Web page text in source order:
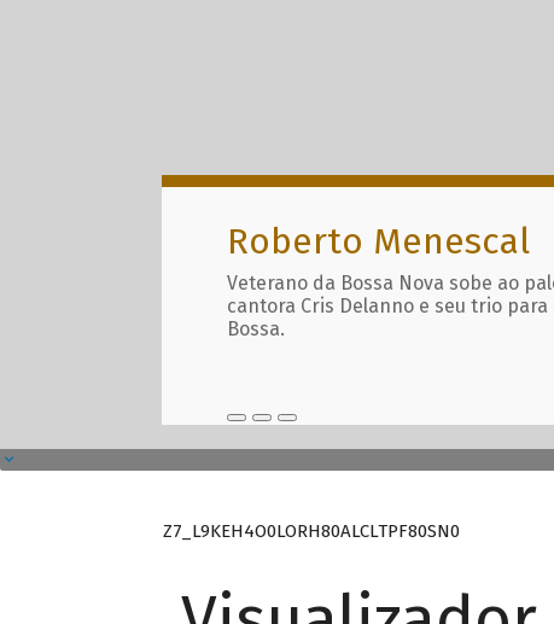
Roberto Menescal
Veterano da Bossa Nova sobe ao
cantora Cris Delanno e seu trio para
Bossa.
Z7_L9KEH4O0LORH80ALCLTPF80SN0